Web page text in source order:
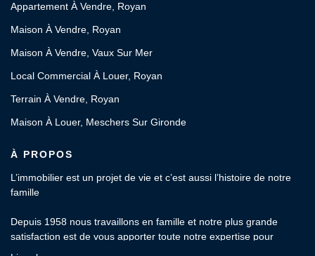
Appartement À Vendre, Royan
Maison À Vendre, Royan
Maison À Vendre, Vaux Sur Mer
Local Commercial À Louer, Royan
Terrain À Vendre, Royan
Maison À Louer, Meschers Sur Gironde
À PROPOS
L’immobilier est un projet de vie et c’est aussi l’histoire de notre
famille
Depuis 1958 nous travaillons en famille et notre plus grande
satisfaction est de vous apporter toute notre expertise pour